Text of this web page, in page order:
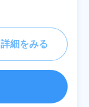
詳細をみる